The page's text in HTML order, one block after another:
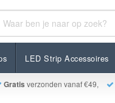
LED Strip Accessoires
Gratis verzonden vanaf €49,